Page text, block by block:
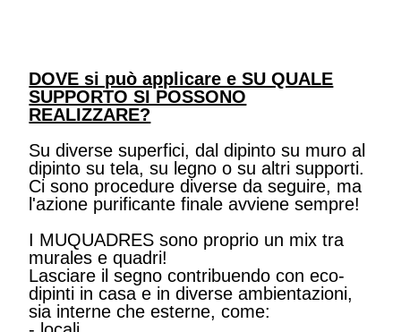
DOVE si può applicare e SU QUALE
SUPPORTO SI POSSONO
REALIZZARE?
Su diverse superfici, dal dipinto su muro al
dipinto su tela, su legno o su altri supporti.
Ci sono procedure diverse da seguire, ma
l'azione purificante finale avviene sempre!
I MUQUADRES sono proprio un mix tra
murales e quadri!
Lasciare il segno contribuendo con eco-
dipinti in casa e in diverse ambientazioni,
sia interne che esterne, come: